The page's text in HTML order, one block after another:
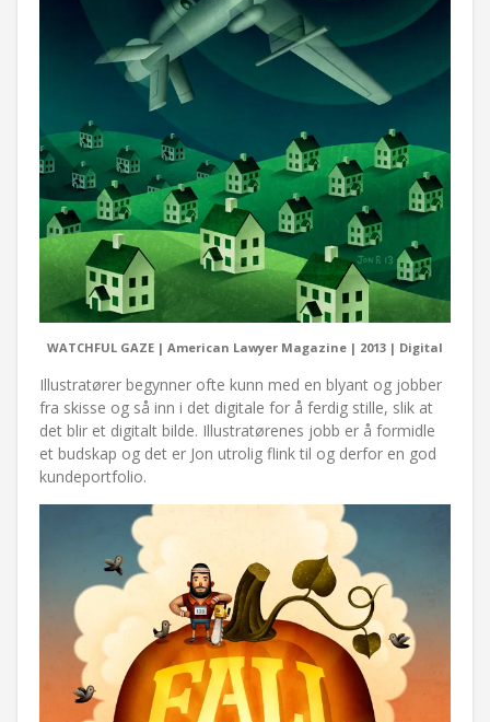
WATCHFUL GAZE | American Lawyer Magazine | 2013 | Digital
Illustratører begynner ofte kunn med en blyant og jobber
fra skisse og så inn i det digitale for å ferdig stille, slik at
det blir et digitalt bilde. Illustratørenes jobb er å formidle
et budskap og det er Jon utrolig flink til og derfor en god
kundeportfolio.